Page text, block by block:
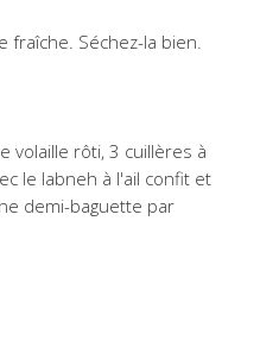
fraîche. Séchez-la bien.
volaille rôti, 3 cuillères à
le labneh à l'ail confit et
demi-baguette par